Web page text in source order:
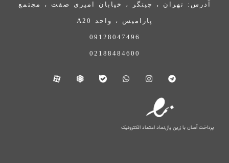
آدرس: تهران ، چیتگر ، خیابان امیری صفت ، مجتمع
پارامیس ، واحد A20
09128047496
02188484600
پرداخت آسان با زرین پالنماد اعتماد الکترونیک